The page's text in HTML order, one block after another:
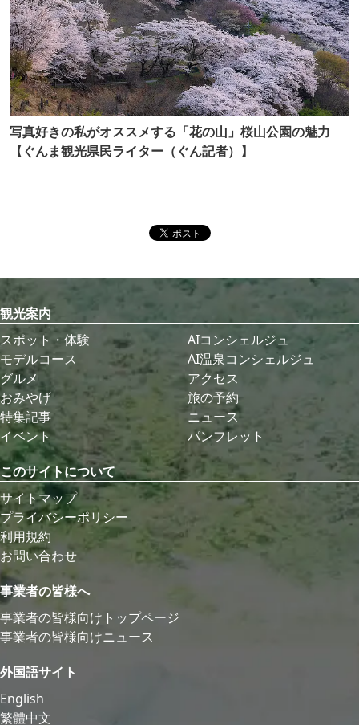
写真好きの私がオススメする「花の山」桜山公園の魅力
【ぐんま観光県民ライター（ぐん記者）】
観光案内
スポット・体験
モデルコース
グルメ
おみやげ
特集記事
イベント
AIコンシェルジュ
AI温泉コンシェルジュ
アクセス
旅の予約
ニュース
パンフレット
このサイトについて
サイトマップ
プライバシーポリシー
利用規約
お問い合わせ
事業者の皆様へ
事業者の皆様向けトップページ
事業者の皆様向けニュース
外国語サイト
English
繁體中文